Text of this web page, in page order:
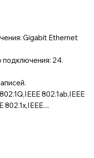
Gigabit Ethernet
подключения: 24.
802.1ab,IEEE
802.1x,IEEE....